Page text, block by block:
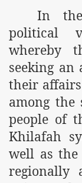
In
political
whereby
seeking an
their
among the
people of
Khilafah
well as
regionally